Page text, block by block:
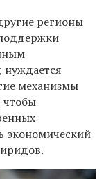
регионы
механизмы
чтобы
экономический